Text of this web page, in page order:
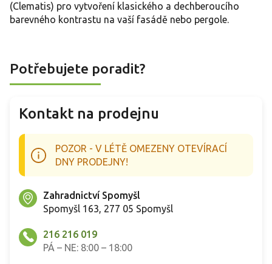
(Clematis) pro vytvoření klasického a dechberoucího
barevného kontrastu na vaší fasádě nebo pergole.
Potřebujete poradit?
Kontakt na prodejnu
POZOR - V LÉTĚ OMEZENY OTEVÍRACÍ
DNY PRODEJNY!
Zahradnictví Spomyšl
Spomyšl 163, 277 05 Spomyšl
216 216 019
PÁ – NE: 8:00 – 18:00